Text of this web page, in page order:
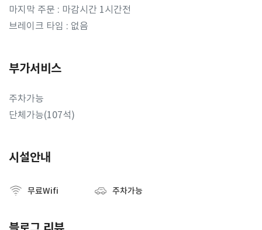
마지막 주문 : 마감시간 1시간전
브레이크 타임 : 없음
부가서비스
주차가능
단체가능(107석)
시설안내
무료Wifi 주차가능